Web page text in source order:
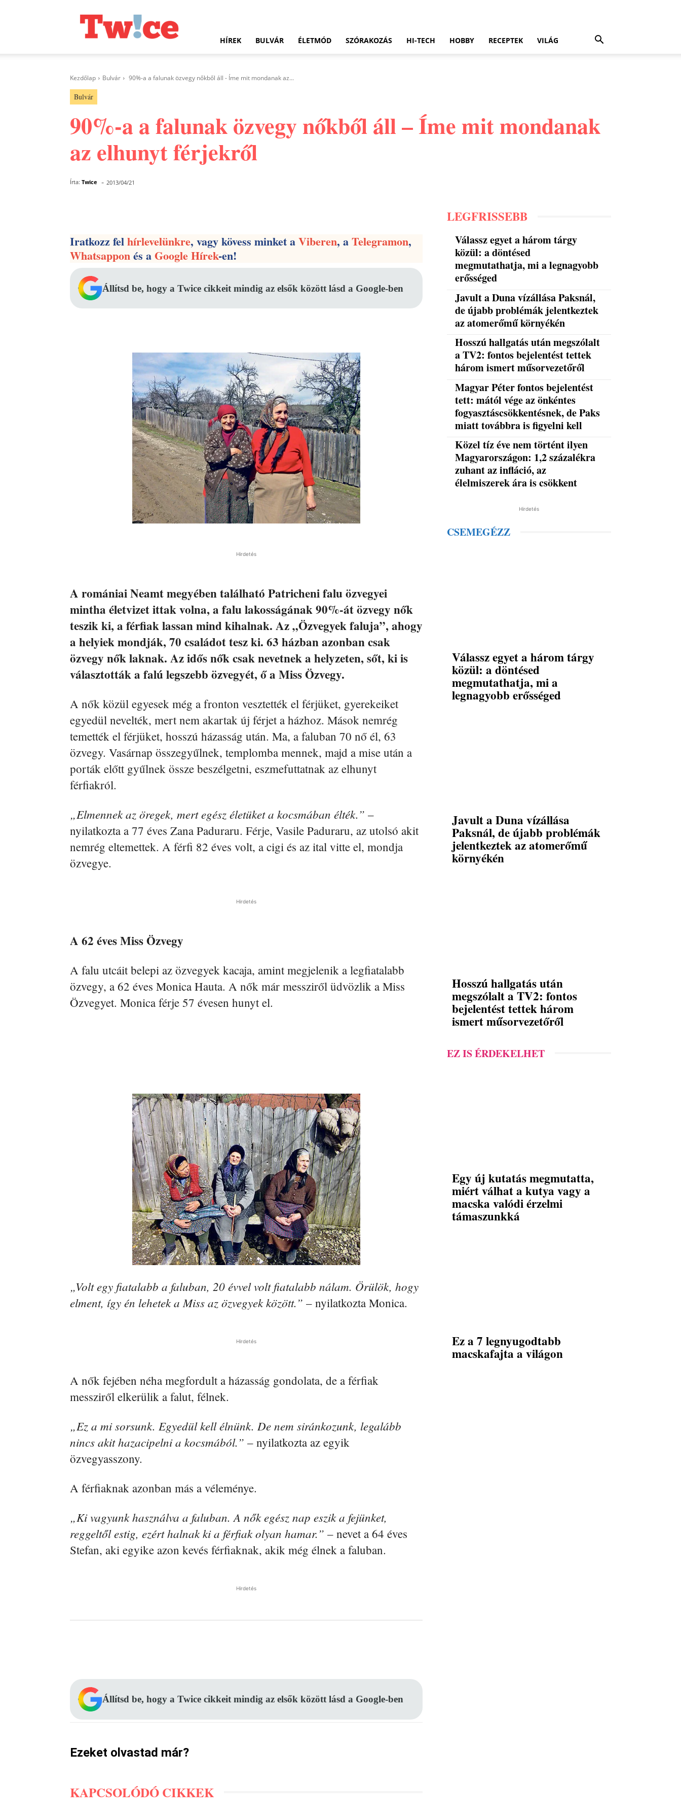
HÍREK BULVÁR ÉLETMÓD SZÓRAKOZÁS HI-TECH HOBBY RECEPTEK VILÁG
Kezdőlap Bulvár 90%-a a falunak özvegy nőkből áll - Íme mit mondanak az...
Bulvár
90%-a a falunak özvegy nőkből áll – Íme mit mondanak
az elhunyt férjekről
Írta: Twice - 2013/04/21
Iratkozz felhírlevelünkre, vagy kövess minket aViberen, aTelegramon,
Whatsapponés aGoogle Hírek-en!
Állítsd be, hogy a Twice cikkeit mindig az elsők között lásd a Google-ben
Hirdetés
A romániai Neamt megyében található Patricheni falu özvegyei
mintha életvizet ittak volna, a falu lakosságának 90%-át özvegy nők
teszik ki, a férfiak lassan mind kihalnak. Az „Özvegyek faluja”, ahogy
a helyiek mondják, 70 családot tesz ki. 63 házban azonban csak
özvegy nők laknak. Az idős nők csak nevetnek a helyzeten, sőt, ki is
választották a falú legszebb özvegyét, ő a Miss Özvegy.
A nők közül egyesek még a fronton vesztették el férjüket, gyerekeiket
egyedül nevelték, mert nem akartak új férjet a házhoz. Mások nemrég
temették el férjüket, hosszú házasság után. Ma, a faluban 70 nő él, 63
özvegy. Vasárnap összegyűlnek, templomba mennek, majd a mise után a
porták előtt gyűlnek össze beszélgetni, eszmefuttatnak az elhunyt
férfiakról.
„Elmennek az öregek, mert egész életüket a kocsmában élték.” –
nyilatkozta a 77 éves Zana Paduraru. Férje, Vasile Paduraru, az utolsó akit
nemrég eltemettek. A férfi 82 éves volt, a cigi és az ital vitte el, mondja
özvegye.
Hirdetés
A 62 éves Miss Özvegy
A falu utcáit belepi az özvegyek kacaja, amint megjelenik a legfiatalabb
özvegy, a 62 éves Monica Hauta. A nők már messziről üdvözlik a Miss
Özvegyet. Monica férje 57 évesen hunyt el.
„Volt egy fiatalabb a faluban, 20 évvel volt fiatalabb nálam. Örülök, hogy
elment, így én lehetek a Miss az özvegyek között.” – nyilatkozta Monica.
Hirdetés
A nők fejében néha megfordult a házasság gondolata, de a férfiak
messziről elkerülik a falut, félnek.
„Ez a mi sorsunk. Egyedül kell élnünk. De nem siránkozunk, legalább
nincs akit hazacipelni a kocsmából.” – nyilatkozta az egyik
özvegyasszony.
A férfiaknak azonban más a véleménye.
„Ki vagyunk használva a faluban. A nők egész nap eszik a fejünket,
reggeltől estig, ezért halnak ki a férfiak olyan hamar.” – nevet a 64 éves
Stefan, aki egyike azon kevés férfiaknak, akik még élnek a faluban.
Hirdetés
Állítsd be, hogy a Twice cikkeit mindig az elsők között lásd a Google-ben
Ezeket olvastad már?
KAPCSOLÓDÓ CIKKEK
LEGFRISSEBB
Válassz egyet a három tárgy
közül: a döntésed
megmutathatja, mi a legnagyobb
erősséged
Javult a Duna vízállása Paksnál,
de újabb problémák jelentkeztek
az atomerőmű környékén
Hosszú hallgatás után megszólalt
a TV2: fontos bejelentést tettek
három ismert műsorvezetőről
Magyar Péter fontos bejelentést
tett: mától vége az önkéntes
fogyasztáscsökkentésnek, de Paks
miatt továbbra is figyelni kell
Közel tíz éve nem történt ilyen
Magyarországon: 1,2 százalékra
zuhant az infláció, az
élelmiszerek ára is csökkent
Hirdetés
CSEMEGÉZZ
Válassz egyet a három tárgy
közül: a döntésed
megmutathatja, mi a
legnagyobb erősséged
Javult a Duna vízállása
Paksnál, de újabb problémák
jelentkeztek az atomerőmű
környékén
Hosszú hallgatás után
megszólalt a TV2: fontos
bejelentést tettek három
ismert műsorvezetőről
EZ IS ÉRDEKELHET
Egy új kutatás megmutatta,
miért válhat a kutya vagy a
macska valódi érzelmi
támaszunkká
Ez a 7 legnyugodtabb
macskafajta a világon